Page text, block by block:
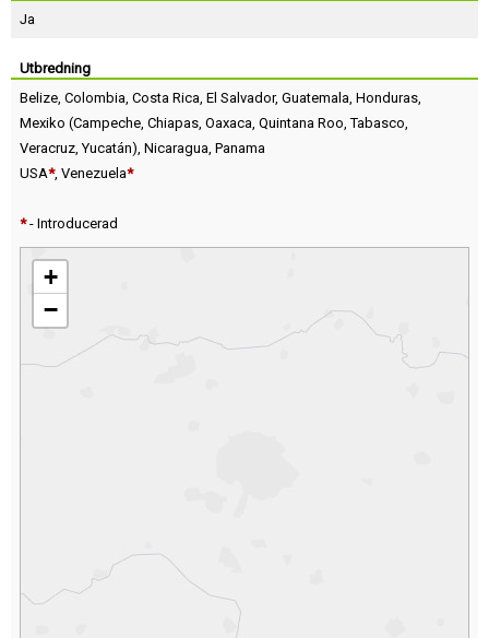
Ja
Utbredning
Belize, Colombia, Costa Rica, El Salvador, Guatemala, Honduras,
Mexiko (Campeche, Chiapas, Oaxaca, Quintana Roo,Tabasco,
Veracruz,Yucatán), Nicaragua, Panama
USA*, Venezuela*
*- Introducerad
+
−